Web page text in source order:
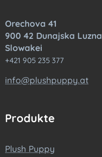
Orechova 41
900 42 Dunajska Luzna
Slowakei
+421 905 235 377
info@plushpuppy.at
Produkte
Plush Puppy